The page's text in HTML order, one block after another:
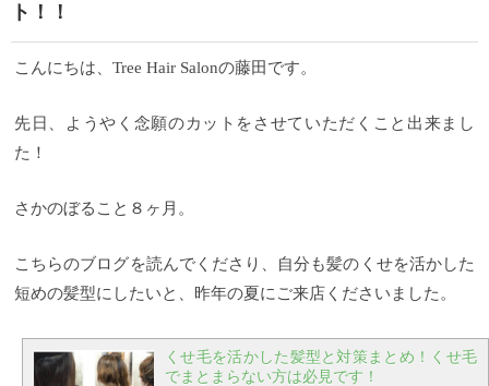
ト！！
こんにちは、Tree Hair Salonの藤田です。
先日、ようやく念願のカットをさせていただくこと出来まし
た！
さかのぼること８ヶ月。
こちらのブログを読んでくださり、自分も髪のくせを活かした
短めの髪型にしたいと、昨年の夏にご来店くださいました。
くせ毛を活かした髪型と対策まとめ！くせ毛
でまとまらない方は必見です！